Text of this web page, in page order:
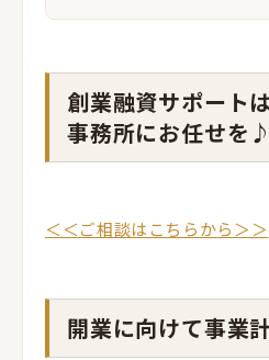
創業融資サポート
事務所にお任せを♪
＜＜ご相談はこちらから＞＞
開業に向けて事業